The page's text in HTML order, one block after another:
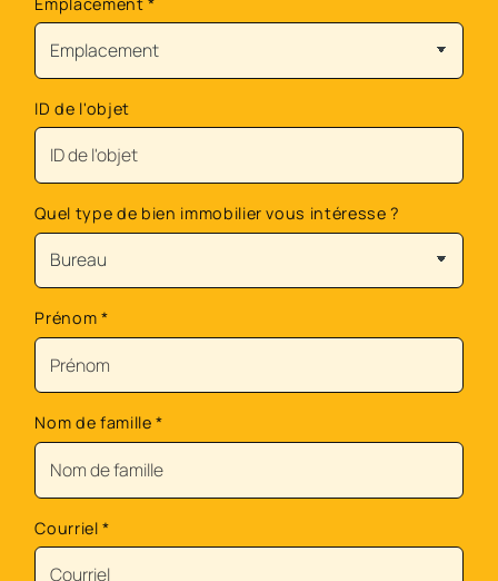
ID de l'objet
Quel type de bien immobilier vous intéresse ?
Prénom *
Nom de famille*
Courriel*